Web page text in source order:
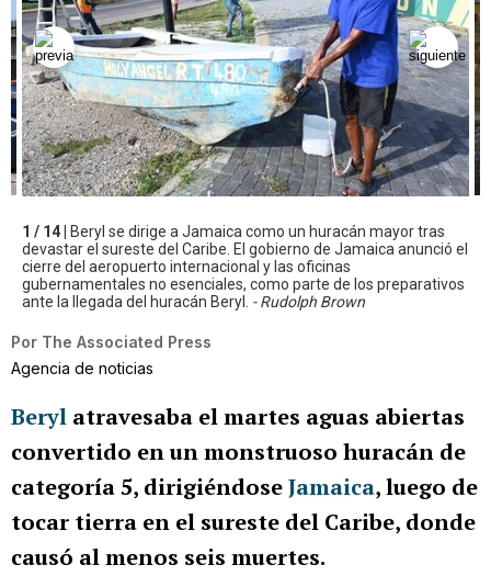
1 / 14 |
Beryl se dirige a Jamaica como un huracán mayor tras
devastar el sureste del Caribe. El gobierno de Jamaica anunció el
cierre del aeropuerto internacional y las oficinas
gubernamentales no esenciales, como parte de los preparativos
ante la llegada del huracán Beryl. - Rudolph Brown
Por The Associated Press
Agencia de noticias
Beryl atravesaba el martes aguas abiertas
convertido en un monstruoso huracán de
categoría 5, dirigiéndoseJamaica, luego de
tocar tierra en el sureste del Caribe, donde
causó al menos seis muertes.